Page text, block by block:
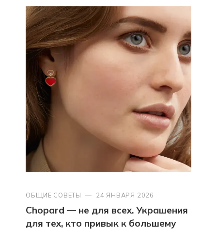
ОБЩИЕ СОВЕТЫ — 24 ЯНВАРЯ 2026
Chopard — не для всех. Украшения
для тех, кто привык к большему